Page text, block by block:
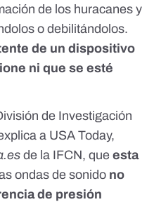
de los huracanes y
o debilitándolos.
de un dispositivo
ni que se esté
de Investigación
a USA Today,
de la IFCN, que esta
ondas de sonido no
de presión